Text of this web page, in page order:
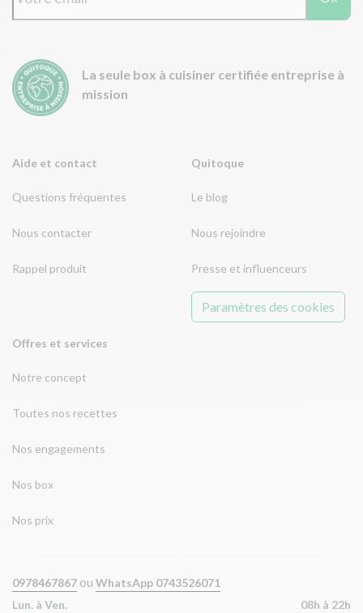
Aide et contact
Questions fréquentes
Nous contacter
Rappel produit
Offres et services
Notre concept
Toutes nos recettes
Nos engagements
Nos box
Nos prix
Quitoque
Le blog
Nous rejoindre
Presse et influenceurs
Paramètres des cookies
La seule box à cuisiner certifiée entreprise à
mission
0978467867 ou WhatsApp 0743526071
Lun. à Ven.
08h à 22h